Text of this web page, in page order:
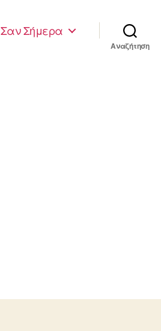
Σαν Σήμερα
Αναζήτηση